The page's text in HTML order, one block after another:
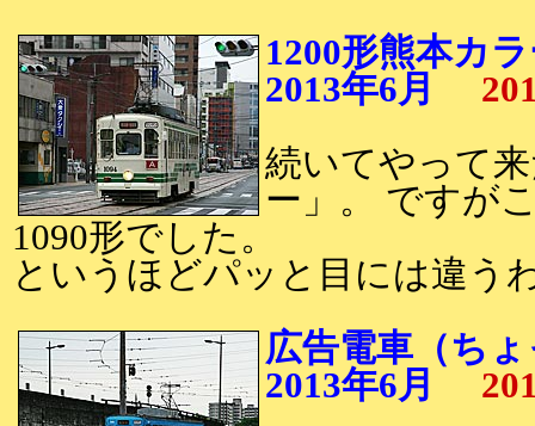
1200形熊本カ
2013年6月
続いてやって
ー」。 ですが
1090形でした。
というほどパッと目には違う
広告電車（ち
2013年6月